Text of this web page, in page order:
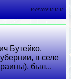
19 07 2026 12:12:12
Бутейко,
в селе
был...